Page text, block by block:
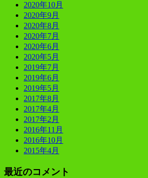
2020年10月
2020年9月
2020年8月
2020年7月
2020年6月
2020年5月
2019年7月
2019年6月
2019年5月
2017年8月
2017年4月
2017年2月
2016年11月
2016年10月
2015年4月
最近のコメント